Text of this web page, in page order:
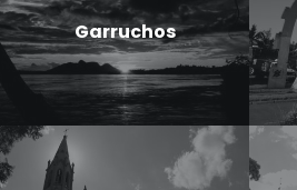
Garruchos